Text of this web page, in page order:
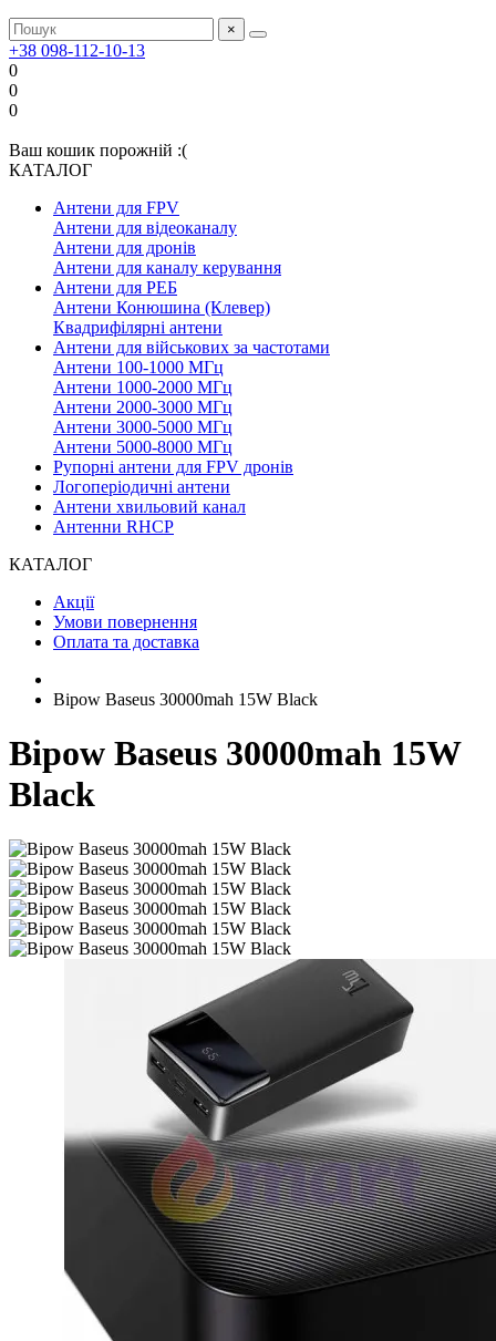
×
+38 098-112-10-13
0
0
0
Ваш кошик порожній :(
КАТАЛОГ
Антени для FPV
Антени для відеоканалу
Антени для дронів
Антени для каналу керування
Антени для РЕБ
Антени Конюшина (Клевер)
Квадрифілярні антени
Антени для військових за частотами
Антени 100-1000 МГц
Антени 1000-2000 МГц
Антени 2000-3000 МГц
Антени 3000-5000 МГц
Антени 5000-8000 МГц
Рупорні антени для FPV дронів
Логоперіодичні антени
Антени хвильовий канал
Антенни RHCP
КАТАЛОГ
Акції
Умови повернення
Оплата та доставка
Bipow Baseus 30000mah 15W Black
Bipow Baseus 30000mah 15W
Black